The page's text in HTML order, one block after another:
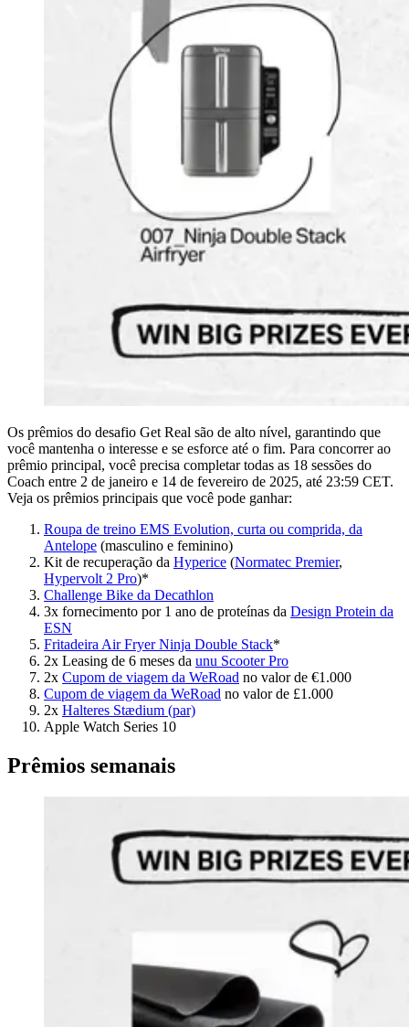
Os prêmios do desafio Get Real são de alto nível, garantindo que
você mantenha o interesse e se esforce até o fim. Para concorrer ao
prêmio principal, você precisa completar todas as 18 sessões do
Coach entre 2 de janeiro e 14 de fevereiro de 2025, até 23:59 CET.
Veja os prêmios principais que você pode ganhar:
Roupa de treino EMS Evolution, curta ou comprida, da
Antelope (masculino e feminino)
Kit de recuperação da Hyperice (Normatec Premier,
Hypervolt 2 Pro)*
Challenge Bike da Decathlon
3x fornecimento por 1 ano de proteínas da Design Protein da
ESN
Fritadeira Air Fryer Ninja Double Stack*
2x Leasing de 6 meses da unu Scooter Pro
2x Cupom de viagem da WeRoad no valor de €1.000
Cupom de viagem da WeRoad no valor de £1.000
2x Halteres Stædium (par)
Apple Watch Series 10
Prêmios semanais